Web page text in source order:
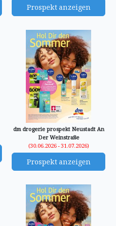
Prospekt anzeigen
dm drogerie prospekt Neustadt An
Der Weinstraße
(30.06.2026 - 31.07.2026)
Prospekt anzeigen